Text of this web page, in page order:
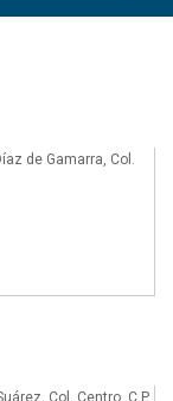
de Gamarra, Col.
Col. Centro, C.P.